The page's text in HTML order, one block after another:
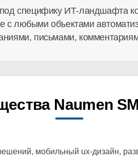
под специфику ИТ-ландшафта
с любыми объектами
письмами,
Naumen
мобильный ux-дизайн,